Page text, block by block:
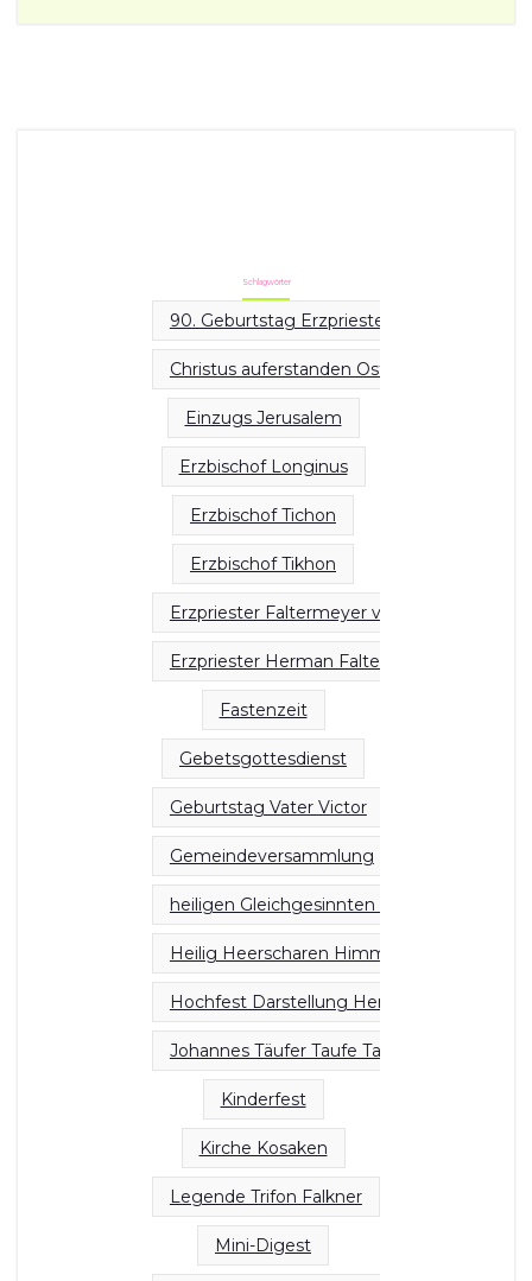
Schlagwörter
90. Geburtstag Erzpriester Faltermayer
Christus auferstanden Ostern
Einzugs Jerusalem
Erzbischof Longinus
Erzbischof Tichon
Erzbischof Tikhon
Erzpriester Faltermeyer verstorben
Erzpriester Herman Faltermeyer
Fastenzeit
Gebetsgottesdienst
Geburtstag Vater Victor
Gemeindeversammlung
heiligen Gleichgesinnten Olga Großfürstin
Heilig Heerscharen Himmel Erde
Hochfest Darstellung Herr Tempel
Johannes Täufer Taufe Taube Jordan
Kinderfest
Kirche Kosaken
Legende Trifon Falkner
Mini-Digest